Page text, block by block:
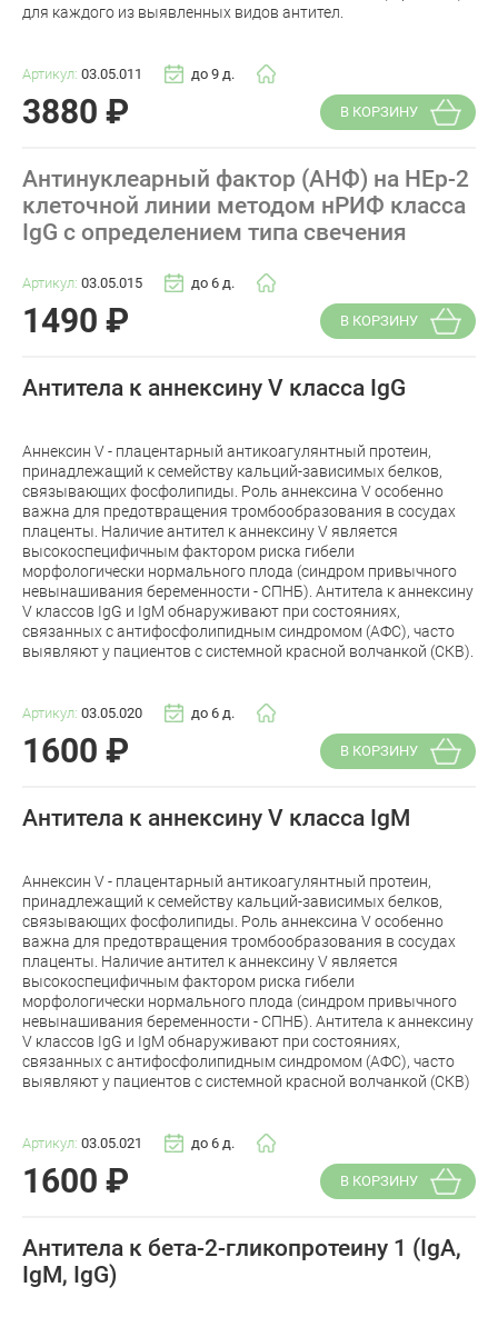
для каждого из выявленных видов антител.
Артикул: 03.05.011 до 9 д.
3880 ₽ В КОРЗИНУ
Антинуклеарный фактор (АНФ) на HEp-2
клеточной линии методом нРИФ класса
IgG с определением типа свечения
Артикул: 03.05.015 до 6 д.
1490 ₽ В КОРЗИНУ
Антитела к аннексину V класса IgG
Аннексин V - плацентарный антикоагулянтный протеин,
принадлежащий к семейству кальций-зависимых белков,
связывающих фосфолипиды. Роль аннексина V особенно
важна для предотвращения тромбообразования в сосудах
плаценты. Наличие антител к аннексину V является
высокоспецифичным фактором риска гибели
морфологически нормального плода (синдром привычного
невынашивания беременности - СПНБ). Антитела к аннексину
V классов IgG и IgM обнаруживают при состояниях,
связанных с антифосфолипидным синдромом (АФС), часто
выявляют у пациентов с системной красной волчанкой (СКВ).
Артикул: 03.05.020 до 6 д.
1600 ₽ В КОРЗИНУ
Антитела к аннексину V класса IgM
Аннексин V - плацентарный антикоагулянтный протеин,
принадлежащий к семейству кальций-зависимых белков,
связывающих фосфолипиды. Роль аннексина V особенно
важна для предотвращения тромбообразования в сосудах
плаценты. Наличие антител к аннексину V является
высокоспецифичным фактором риска гибели
морфологически нормального плода (синдром привычного
невынашивания беременности - СПНБ). Антитела к аннексину
V классов IgG и IgM обнаруживают при состояниях,
связанных с антифосфолипидным синдромом (АФС), часто
выявляют у пациентов с системной красной волчанкой (СКВ)
Артикул: 03.05.021 до 6 д.
1600 ₽ В КОРЗИНУ
Антитела к бета-2-гликопротеину 1 (IgA,
IgM, IgG)